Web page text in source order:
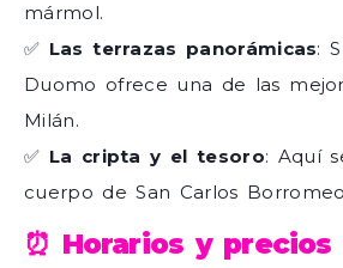
mármol.
✅ Las terrazas panorámicas:
Duomo ofrece una de las
Milán.
✅ La cripta y el tesoro: Aquí
cuerpo de San Carlos
⏰ Horarios y precios